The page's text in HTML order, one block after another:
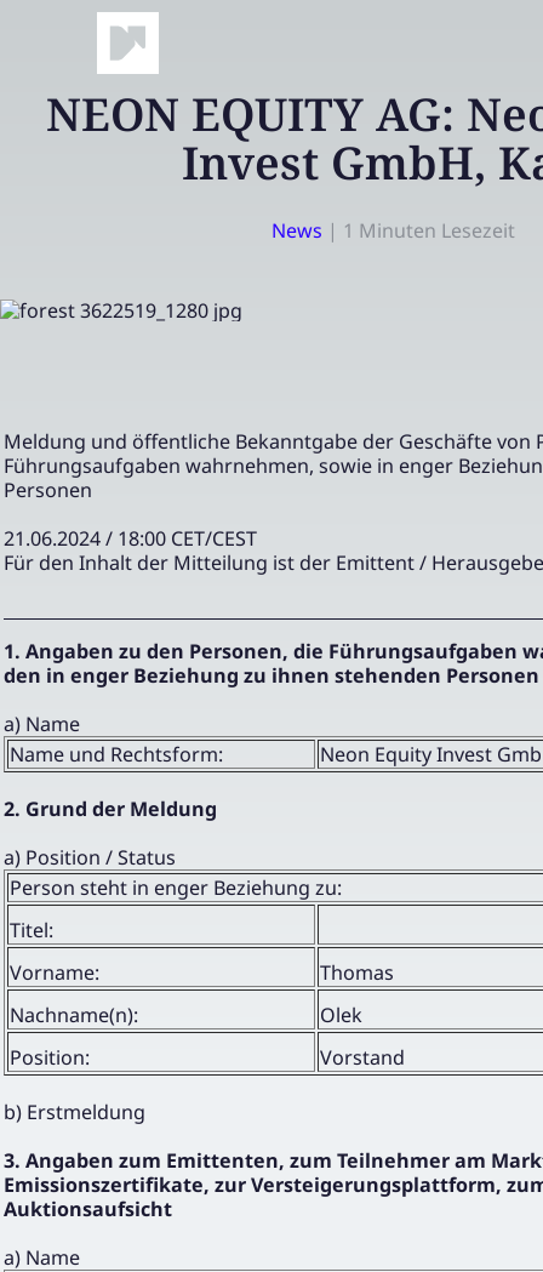
NEON EQUITY AG:
Invest GmbH,
News | 1 Minuten Lesezeit
Meldung und öffentliche Bekanntgabe der Geschäfte von
Führungsaufgaben wahrnehmen, sowie in enger
Personen
21.06.2024 / 18:00 CET/CEST
Für den Inhalt der Mitteilung ist der Emittent /
1. Angaben zu den Personen, die Führungsaufgaben
den in enger Beziehung zu ihnen stehenden Personen
a) Name
Name und Rechtsform:
Neon Equity Invest
2. Grund der Meldung
a) Position / Status
Person steht in enger Beziehung zu:
Titel:
Vorname:
Thomas
Nachname(n):
Olek
Position:
Vorstand
b) Erstmeldung
3. Angaben zum Emittenten, zum Teilnehmer am
Emissionszertifikate, zur Versteigerungsplattform,
Auktionsaufsicht
a) Name